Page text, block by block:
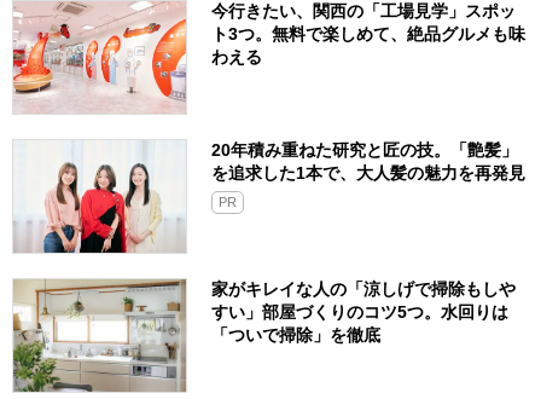
今行きたい、関西の「工場見学」スポッ
ト3つ。無料で楽しめて、絶品グルメも味
わえる
20年積み重ねた研究と匠の技。「艶髪」
を追求した1本で、大人髪の魅力を再発見
PR
家がキレイな人の「涼しげで掃除もしや
すい」部屋づくりのコツ5つ。水回りは
「ついで掃除」を徹底